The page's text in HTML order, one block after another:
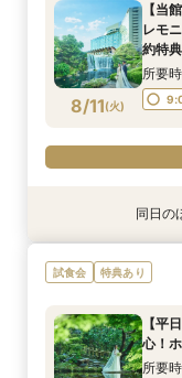
8/10(月)
所要
8/11(火)
【当
レモ
約特
宴の
所要
特典あり
8/11(火)
今年
＆庭
表！
所要
特典あり
8/11(火)
【半
すめ◆
の違
所要
特典あり
8/11(火)
＼会
え絶
60名
所要
同日の
試食会 特典あり
【平
心！
所要